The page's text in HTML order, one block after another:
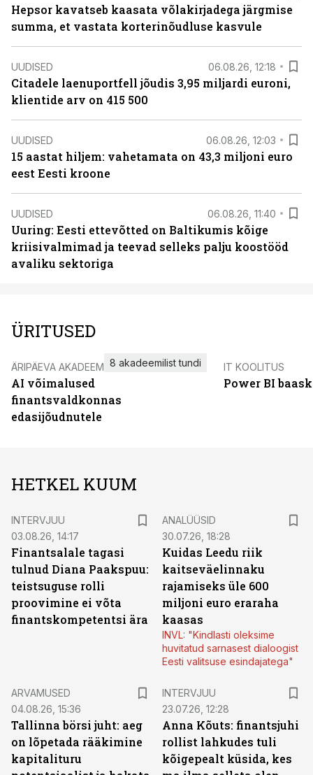
Hepsor kavatseb kaasata võlakirjadega järgmise
summa, et vastata korterinõudluse kasvule
UUDISED 06.08.26, 12:18
Citadele laenuportfell jõudis 3,95 miljardi euroni,
klientide arv on 415 500
UUDISED 06.08.26, 12:03
15 aastat hiljem: vahetamata on 43,3 miljoni euro
eest Eesti kroone
UUDISED 06.08.26, 11:40
Uuring: Eesti ettevõtted on Baltikumis kõige
kriisivalmimad ja teevad selleks palju koostööd
avaliku sektoriga
ÜRITUSED
ÄRIPÄEVA AKADEEMIA
AI võimalused
finantsvaldkonnas
edasijõudnutele
8 akadeemilist tundi IT KOOLITUS
Power BI
HETKEL KUUM
INTERVJUU
03.08.26, 14:17
Finantsalale tagasi
tulnud Diana Paakspuu:
teistsuguse rolli
proovimine ei võta
finantskompetentsi ära
ANALÜÜSID
30.07.26, 18:28
Kuidas Leedu riik
kaitseväelinnaku
rajamiseks üle 600
miljoni euro eraraha
kaasas
INVL: "Kindlasti oleksime
huvitatud sarnasest dialoogist
Eesti valitsuse esindajatega"
ARVAMUSED
04.08.26, 15:36
Tallinna börsi juht: aeg
on lõpetada rääkimine
kapitalituru
INTERVJUU
23.07.26, 12:28
Anna Kõuts: finantsjuhi
rollist lahkudes tuli
kõigepealt küsida, kes